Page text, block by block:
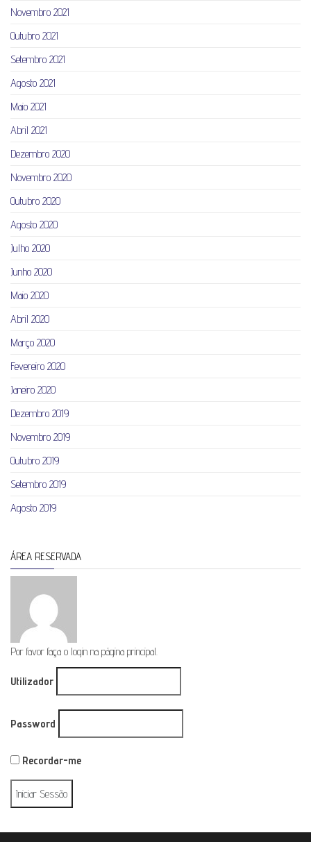
Novembro 2021
Outubro 2021
Setembro 2021
Agosto 2021
Maio 2021
Abril 2021
Dezembro 2020
Novembro 2020
Outubro 2020
Agosto 2020
Julho 2020
Junho 2020
Maio 2020
Abril 2020
Março 2020
Fevereiro 2020
Janeiro 2020
Dezembro 2019
Novembro 2019
Outubro 2019
Setembro 2019
Agosto 2019
ÁREA RESERVADA
Por favor faça o login na página principal.
Utilizador
Password
Recordar-me